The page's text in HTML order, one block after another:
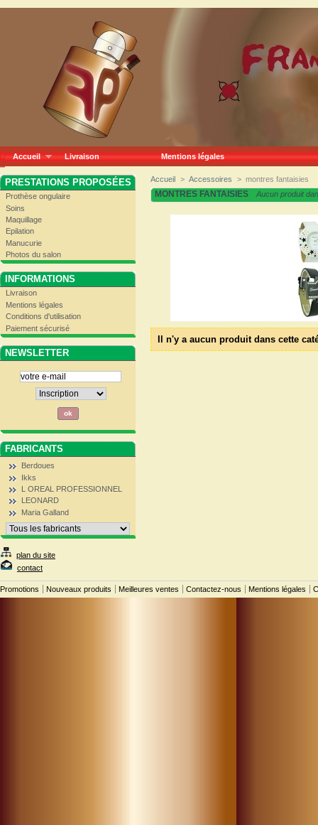
Accueil Livraison Mentions légales
PRESTATIONS PROPOSÉES
Prothèse ongulaire
Soins
Maquillage
Epilation
Manucurie
Photos du salon
INFORMATIONS
Livraison
Mentions légales
Conditions d'utilisation
Paiement sécurisé
NEWSLETTER
FABRICANTS
Berdoues
Ikks
L OREAL PROFESSIONNEL
LEONARD
Maria Galland
plan du site
contact
Accueil > Accessoires > montres fantaisies
MONTRES FANTAISIES Aucun produit
Il n'y a aucun produit dans cette
Promotions Nouveaux produits Meilleures ventes Contactez-nous Mentions légales